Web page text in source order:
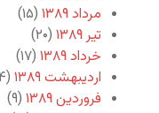
مرداد ۱۳۸۹
(۱۵)
تیر ۱۳۸۹
(۲۰)
خرداد ۱۳۸۹
(۱۷)
اردیبهشت ۱۳۸۹
(۱۴)
فروردین ۱۳۸۹
(۹)